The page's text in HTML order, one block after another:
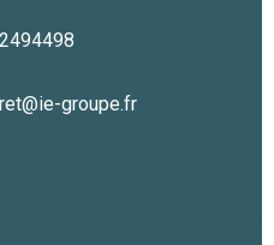
groupe.fr